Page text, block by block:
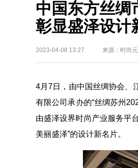
中国东方丝绸
彰显盛泽设计
2023-04-08 13:27 来源：时尚元
4月7日，由中国丝绸协会、
有限公司承办的“丝绸苏州
由盛泽设界时尚产业服务平
美丽盛泽”的设计新名片。